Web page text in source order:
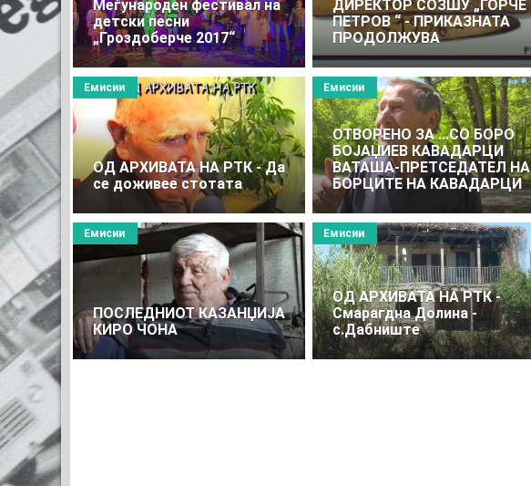
Mеѓународен фестивал на
детски песни
„Гроздоберче 2017“
ДИРЕКТОР СОЗШУ „ЃОРЧЕ
ПЕТРОВ “ - ПРИКАЗНАТА
ПРОДОЛЖУВА
ОД АРХИВАТА НА РТК - Да
се доживее стотата
Емисии
OTВОРЕНО ЗА ...СО БОРО
БОЈАЏИЕВ КАВАДАРЦИ
ВАТАША-ПРЕТСЕДАТЕЛ НА
БОРЦИТЕ НА КАВАДАРЦИ
Емисии
ПОСЛЕДНИОТ КАЗАНЏИЈА
КИРО ЧОНА
Емисии
ОД АРХИВАТА НА РТК -
Смарагдна Долина -
с.Дабниште
Емисии